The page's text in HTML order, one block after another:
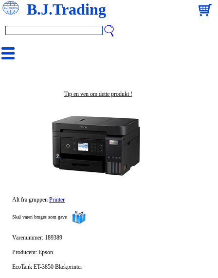
B.J.Trading
Tip en ven om dette produkt !
Alt fra gruppen Printer
Skal varen bruges som gave
Varenummer: 189389
Producent: Epson
EcoTank ET-3850 Blækprinter